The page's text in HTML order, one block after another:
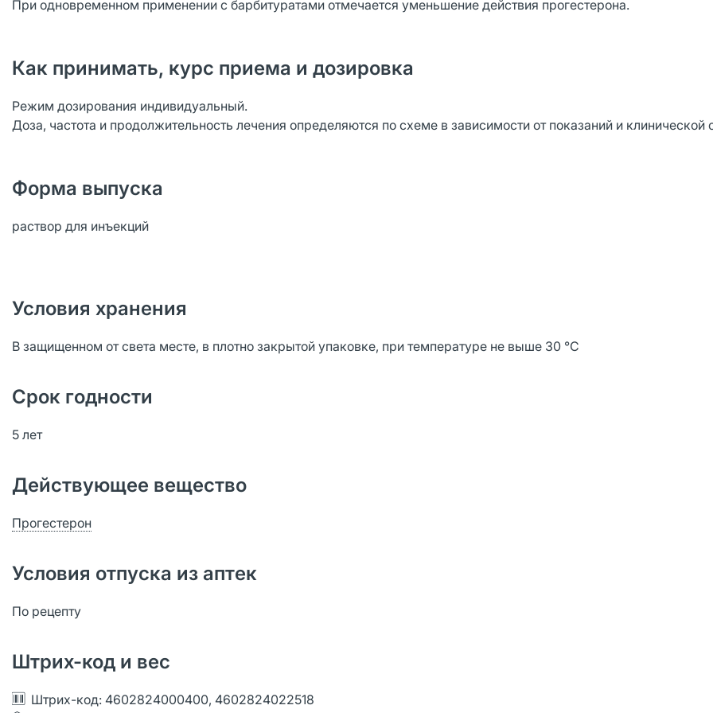
При одновременном применении с барбитуратами отмечается уменьшение действия прогестерона.
Как принимать, курс приема и дозировка
Режим дозирования индивидуальный.
Доза, частота и продолжительность лечения определяются по схеме в зависимости от показаний и клинической
Форма выпуска
раствор для инъекций
Условия хранения
В защищенном от света месте, в плотно закрытой упаковке, при температуре не выше 30 °C
Срок годности
5 лет
Действующее вещество
Прогестерон
Условия отпуска из аптек
По рецепту
Штрих-код и вес
Штрих-код: 4602824000400, 4602824022518